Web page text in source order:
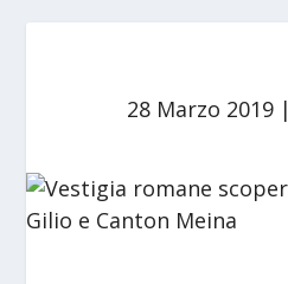
28 Marzo 2019|